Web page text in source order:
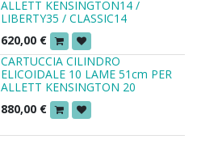
ALLETT KENSINGTON14 /
LIBERTY35 / CLASSIC14
620,00 €
CARTUCCIA CILINDRO
ELICOIDALE 10 LAME 51cm PER
ALLETT KENSINGTON 20
880,00 €